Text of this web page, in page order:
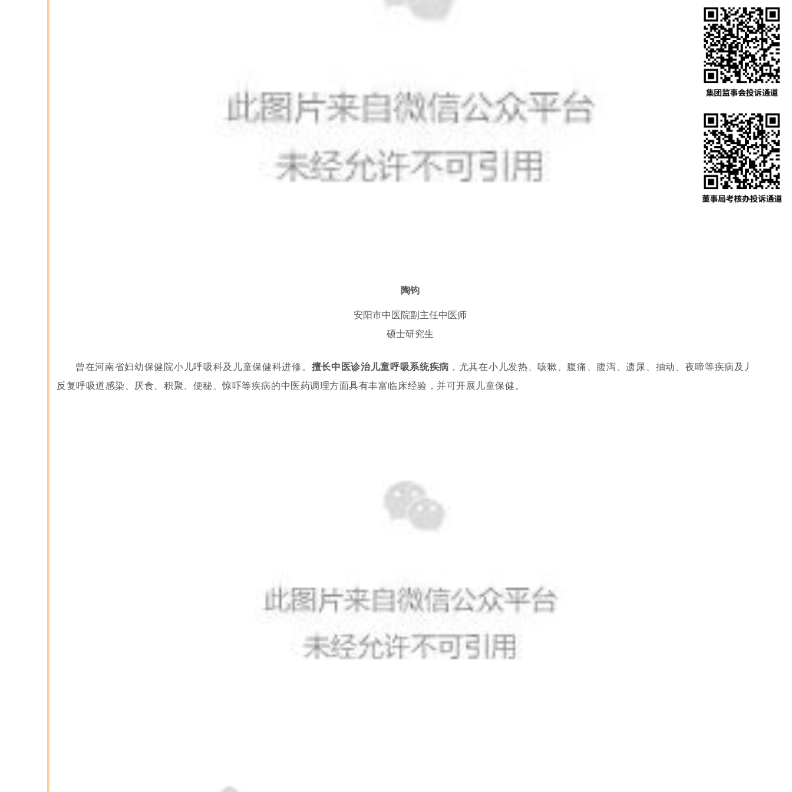
陶钧
安阳市中医院副主任中医师
硕士研究生
曾在河南省妇幼保健院小儿呼吸科及儿童保健科进修。 擅长中医诊治儿童呼吸系统疾病 ，尤其在小儿发热、咳嗽、腹痛、腹泻、遗尿、抽动、夜啼等疾病及儿童
反复呼吸道感染、厌食、积聚、便秘、惊吓等疾病的中医药调理方面具有丰富临床经验，并可开展儿童保健。